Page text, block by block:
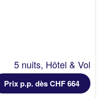
5 nuits, Hôtel & Vol
Prix p.p. dès CHF 664